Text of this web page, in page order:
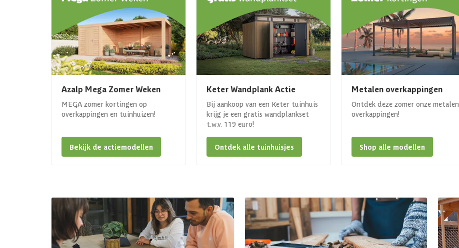
Azalp Mega Zomer Weken
MEGA zomer kortingen op
overkappingen en tuinhuizen!
Bekijk de actiemodellen
Keter Wandplank Actie
Bij aankoop van een Keter tuinhuis
krijg je een gratis wandplankset
t.w.v. 119 euro!
Ontdek alle tuinhuisjes
Metalen overkappingen
Ontdek deze zomer onze metalen
overkappingen!
Shop alle modellen